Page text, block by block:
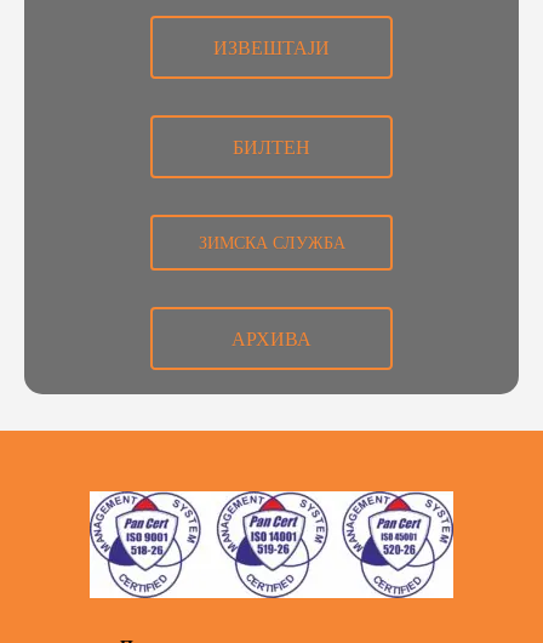
ИЗВЕШТАЈИ
БИЛТЕН
ЗИМСКА СЛУЖБА
АРХИВА